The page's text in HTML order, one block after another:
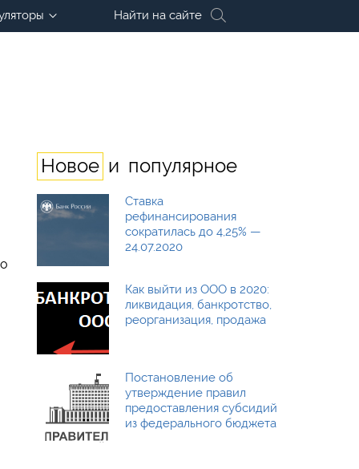
Найти на сайте
Новое и популярное
Ставка
рефинансирования
сократилась до 4,25% —
24.07.2020
Как выйти из ООО в 2020:
ликвидация, банкротство,
реорганизация, продажа
Постановление об
утверждение правил
предоставления субсидий
из федерального бюджета